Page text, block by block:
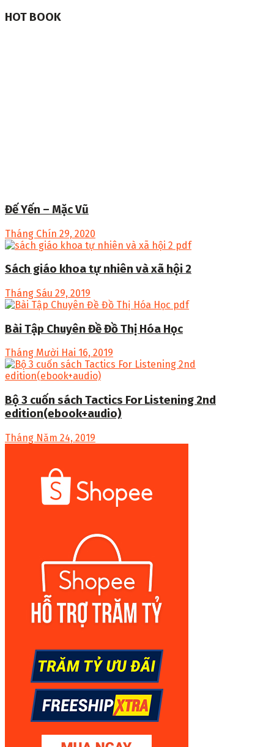
HOT BOOK
Đế Yến – Mặc Vũ
Tháng Chín 29, 2020
Sách giáo khoa tự nhiên và xã hội 2
Tháng Sáu 29, 2019
Bài Tập Chuyên Đề Đồ Thị Hóa Học
Tháng Mười Hai 16, 2019
Bộ 3 cuốn sách Tactics For Listening 2nd
edition(ebook+audio)
Tháng Năm 24, 2019